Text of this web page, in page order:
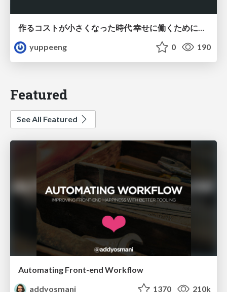
作るコストが小さくなった時代 幸せに働くために改めて考えたいこと 〜エンジニアとして価値を出し続けるために注視している二分野〜
yuppeeng
0 190
Featured
See All Featured
Automating Front-end Workflow
addyosmani
1370 210k